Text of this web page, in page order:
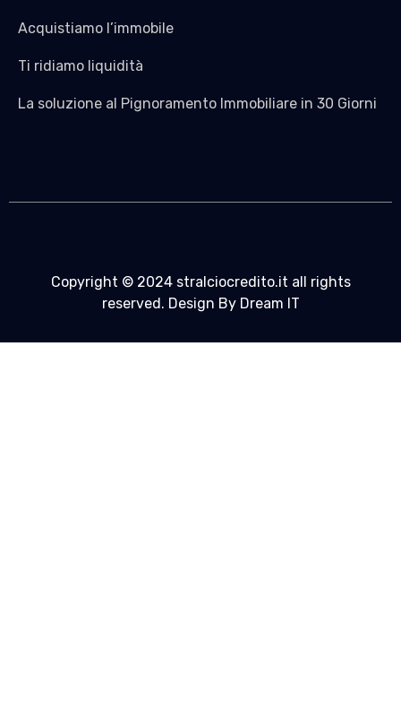
Acquistiamo l’immobile
Ti ridiamo liquidità
La soluzione al Pignoramento Immobiliare in 30 Giorni
Copyright © 2024 stralciocredito.it all rights
reserved. Design By Dream IT